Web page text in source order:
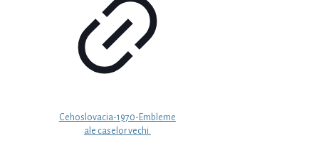
Cehoslovacia-1970-Embleme
ale caselor vechi.